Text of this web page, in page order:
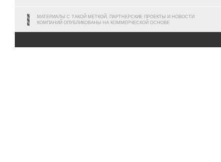
МАТЕРИАЛЫ С ТАКОЙ МЕТКОЙ, ПАРТНЕРСКИЕ ПРОЕКТЫ И НОВОСТИ
КОМПАНИЙ ОПУБЛИКОВАНЫ НА КОММЕРЧЕСКОЙ ОСНОВЕ